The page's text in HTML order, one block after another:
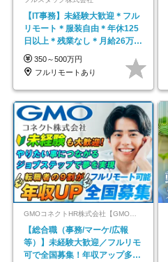
【IT事務】未経験大歓迎＊フル
リモート＊服装自由＊年休125
日以上＊残業なし＊月給26万円
以上
350～500万円
フルリモートあり
GMOコネクトHR株式会社【GMOインターネットグループ】
【総合職（事務/マーケ/広報
等）】未経験大歓迎／フルリモ
可で全国募集！年収アップ多数